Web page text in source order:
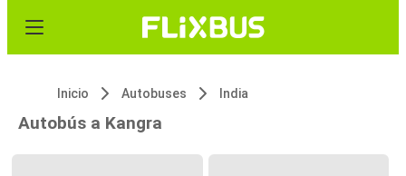
Inicio Autobuses India
Autobús a Kangra